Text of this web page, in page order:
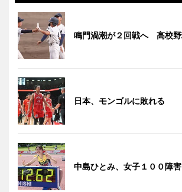
鳴門渦潮が２回戦へ 高校
日本、モンゴルに敗れる
中島ひとみ、女子１００障